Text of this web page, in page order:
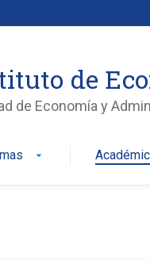
de
de Economía y
arrow_drop_down